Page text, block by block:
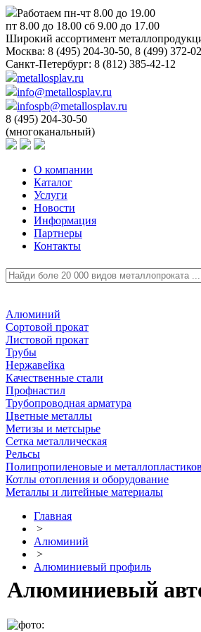
Работаем пн-чт 8.00 до 19.00
пт 8.00 до 18.00 сб 9.00 до 17.00
Широкий ассортимент
Москва: 8 (495) 204-30-50, 8 (499) 372-
Санкт-Петербург: 8 (812) 385-42-12
metallosplav.ru
info@metallosplav.ru
infospb@metallosplav.ru
8 (495) 204-30-50
(многоканальный)
О компании
Каталог
Услуги
Новости
Информация
Партнеры
Контакты
Алюминий
Сортовой прокат
Листовой прокат
Трубы
Нержавейка
Качественные стали
Профнастил
Трубопроводная арматура
Цветные металлы
Метизы и метсырье
Сетка металлическая
Рельсы
Полипропиленовые и
Котлы отопления и оборудование
Металлы и литейные материалы
Главная
>
Алюминий
>
Алюминиевый профиль
Алюминиевый